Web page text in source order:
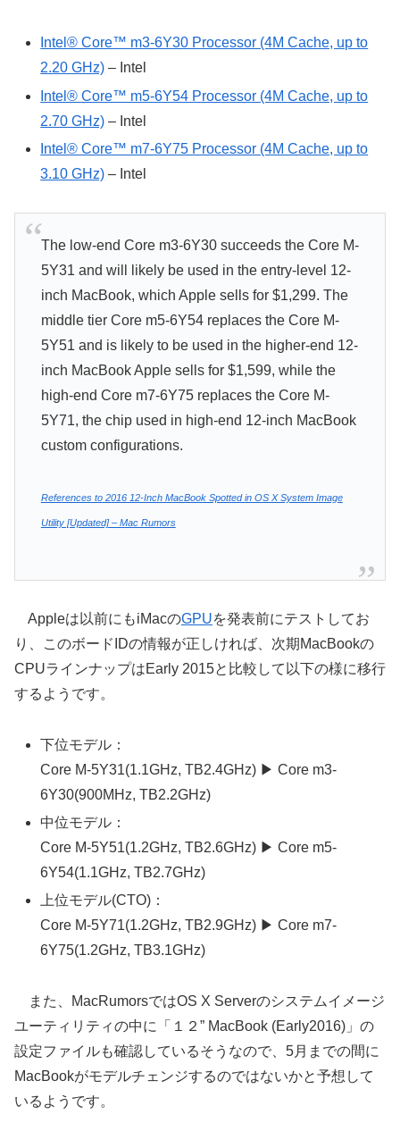
Intel® Core™ m3-6Y30 Processor (4M Cache, up to
2.20 GHz) – Intel
Intel® Core™ m5-6Y54 Processor (4M Cache, up to
2.70 GHz) – Intel
Intel® Core™ m7-6Y75 Processor (4M Cache, up to
3.10 GHz) – Intel
The low-end Core m3-6Y30 succeeds the Core M-
5Y31 and will likely be used in the entry-level 12-
inch MacBook, which Apple sells for $1,299. The
middle tier Core m5-6Y54 replaces the Core M-
5Y51 and is likely to be used in the higher-end 12-
inch MacBook Apple sells for $1,599, while the
high-end Core m7-6Y75 replaces the Core M-
5Y71, the chip used in high-end 12-inch MacBook
custom configurations.
References to 2016 12-Inch MacBook Spotted in OS X System Image
Utility [Updated] – Mac Rumors
Appleは以前にもiMacのGPUを発表前にテストしてお
り、このボードIDの情報が正しければ、次期MacBookの
CPUラインナップはEarly 2015と比較して以下の様に移行
するようです。
下位モデル：
Core M-5Y31(1.1GHz, TB2.4GHz) ▶ Core m3-
6Y30(900MHz, TB2.2GHz)
中位モデル：
Core M-5Y51(1.2GHz, TB2.6GHz) ▶ Core m5-
6Y54(1.1GHz, TB2.7GHz)
上位モデル(CTO)：
Core M-5Y71(1.2GHz, TB2.9GHz) ▶ Core m7-
6Y75(1.2GHz, TB3.1GHz)
また、MacRumorsではOS X Serverのシステムイメージ
ユーティリティの中に「１２” MacBook (Early2016)」の
設定ファイルも確認しているそうなので、5月までの間に
MacBookがモデルチェンジするのではないかと予想して
いるようです。